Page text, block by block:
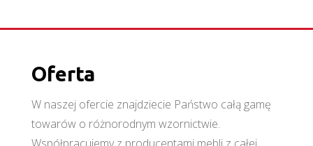
Oferta
W naszej ofercie znajdziecie Państwo całą gamę
towarów o różnorodnym wzornictwie.